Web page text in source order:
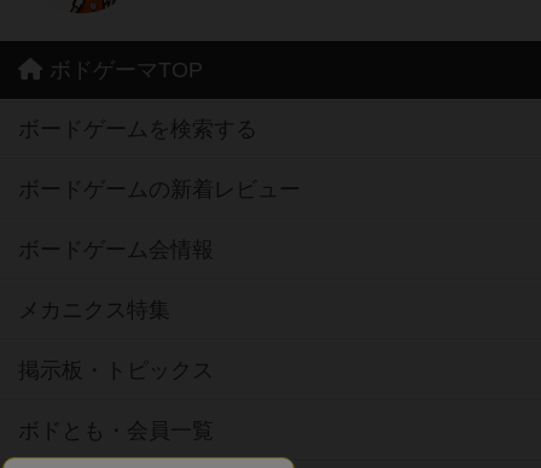
ボドゲーマTOP
ボードゲームを検索する
ボードゲームの新着レビュー
ボードゲーム会情報
メカニクス特集
掲示板・トピックス
ボドとも・会員一覧